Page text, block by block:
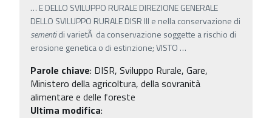
… E DELLO SVILUPPO RURALE DIREZIONE GENERALE
DELLO SVILUPPO RURALE DISR III e nella conservazione di
sementidi varietÃ da conservazione soggette a rischio di
erosione genetica o di estinzione; VISTO …
Parole chiave: DISR, Sviluppo Rurale, Gare,
Ministero della agricoltura, della sovranità
alimentare e delle foreste
Ultima modifica: